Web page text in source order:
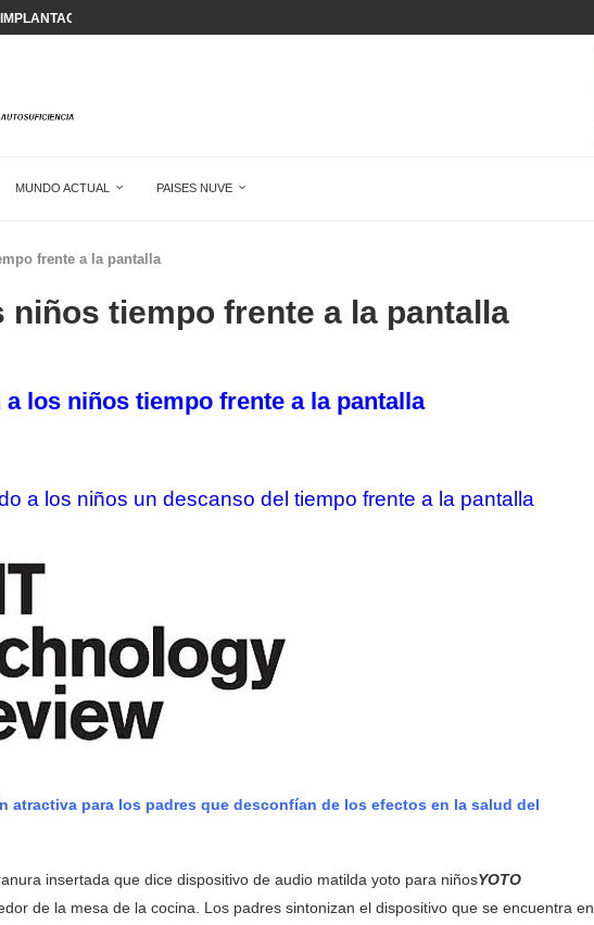
NUEVO RÉCORD:...
MUNDO ACTUAL PAISES NUVE
frente a la pantalla
tiempo frente a la pantalla
los niños tiempo frente a la pantalla
a los niños un descanso del tiempo frente a la pantalla
para los padres que desconfían de los efectos en la salud del
YOTO
de la mesa de la cocina. Los padres sintonizan el dispositivo que se encuentra en